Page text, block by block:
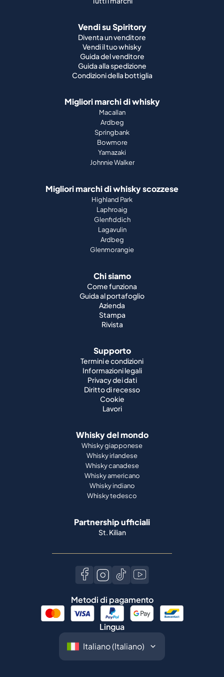
Vendi su Spiritory
Diventa un venditore
Vendi il tuo whisky
Guida del venditore
Guida alla spedizione
Condizioni della bottiglia
Migliori marchi di whisky
Macallan
Ardbeg
Springbank
Bowmore
Yamazaki
Johnnie Walker
Migliori marchi di whisky scozzese
Highland Park
Laphroaig
Glenfiddich
Lagavulin
Ardbeg
Glenmorangie
Chi siamo
Come funziona
Guida al portafoglio
Azienda
Stampa
Rivista
Supporto
Termini e condizioni
Informazioni legali
Privacy dei dati
Diritto di recesso
Cookie
Lavori
Whisky del mondo
Whisky giapponese
Whisky irlandese
Whisky canadese
Whisky americano
Whisky indiano
Whisky tedesco
Partnership ufficiali
St. Kilian
Metodi di pagamento
Lingua